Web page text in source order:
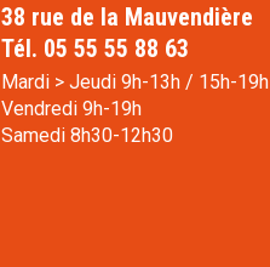
38 rue de la Mauvendière
Tél. 05 55 55 88 63
Mardi > Jeudi 9h-13h / 15h-19h
Vendredi 9h-19h
Samedi 8h30-12h30